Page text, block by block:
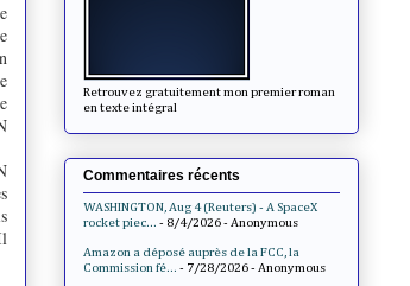
Retrouvez gratuitement mon premier roman
en texte intégral
Commentaires récents
WASHINGTON, Aug 4 (Reuters) - A SpaceX
rocket piec... - 8/4/2026- Anonymous
Amazon a déposé auprès de la FCC, la
Commission fé... - 7/28/2026- Anonymous